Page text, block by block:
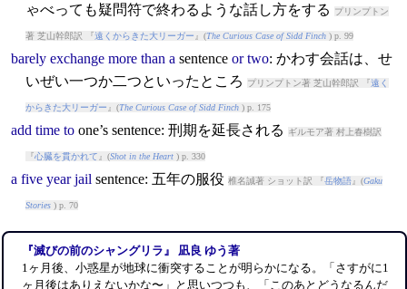
ゃべっても疑問符で終わるような話し方をする
プリンプトン
著 芝山幹郎訳 『遠くからきた大リーガー 』(The Curious Case of Sidd Finch) p. 99
barely exchange more than a sentence or two: かわす会話は、せ
いぜい一つか二つといったところ
プリンプトン著 芝山幹郎訳 『遠く
からきた大リーガー 』(The Curious Case of Sidd Finch) p. 175
add time toone’s sentence: 刑期を延長される ギルモア著 村上春樹訳
『心臓を貫かれて 』(Shot in the Heart) p. 330
a five year jail sentence: 五年の服役 椎名誠著 ショット訳 『岳物語』(Gaku
Stories) p. 70
『滅びの前のシャングリラ』 凪良 ゆう著
1ヶ月後、小惑星が地球に衝突することが明らかになる。「さすがに1
ヶ月後はありえないかな〜」と思いつつも、「このあとどうなるんだ